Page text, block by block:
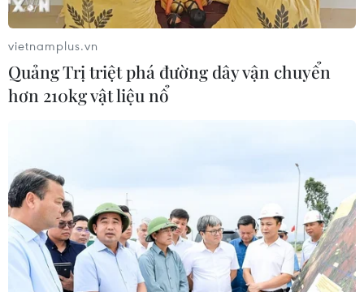
tế
Phú Thọ làm rõ sự cố y khoa khiến bé
trai 8 tuổi tử vong sau mổ ruột thừa
Cuộc tìm kiếm và vá lại những 'trái
tim lỗi '
07/08/2026 04:03
vietnamplus.vn
Quảng Trị triệt phá đường dây vận chuyển
hơn 210kg vật liệu nổ